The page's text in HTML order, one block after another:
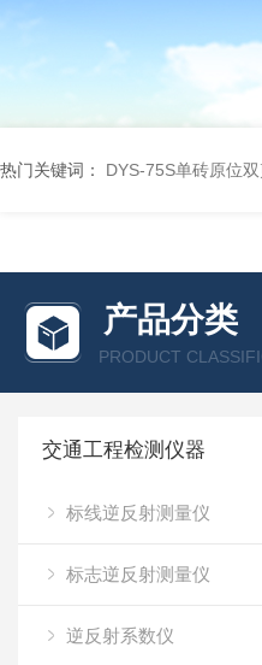
热门关键词： DYS-75S单砖原位
产品分类
PRODUCT
交通工程检测仪器
标线逆反射测量仪
标志逆反射测量仪
逆反射系数仪